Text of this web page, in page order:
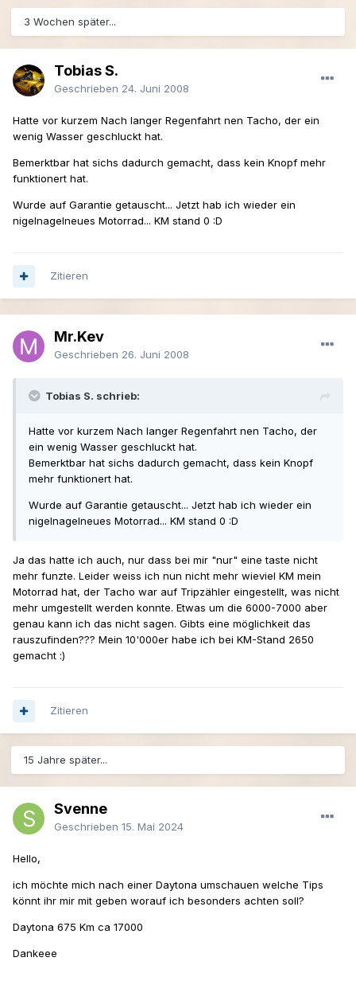
3 Wochen später...
Tobias S.
Geschrieben 24. Juni 2008
Hatte vor kurzem Nach langer Regenfahrt nen Tacho, der ein
wenig Wasser geschluckt hat.
Bemerktbar hat sichs dadurch gemacht, dass kein Knopf mehr
funktionert hat.
Wurde auf Garantie getauscht... Jetzt hab ich wieder ein
nigelnagelneues Motorrad... KM stand 0 :D
Zitieren
Mr.Kev
Geschrieben 26. Juni 2008
Tobias S. schrieb:
Hatte vor kurzem Nach langer Regenfahrt nen Tacho, der
ein wenig Wasser geschluckt hat.
Bemerktbar hat sichs dadurch gemacht, dass kein Knopf
mehr funktionert hat.
Wurde auf Garantie getauscht... Jetzt hab ich wieder ein
nigelnagelneues Motorrad... KM stand 0 :D
Ja das hatte ich auch, nur dass bei mir "nur" eine taste nicht
mehr funzte. Leider weiss ich nun nicht mehr wieviel KM mein
Motorrad hat, der Tacho war auf Tripzähler eingestellt, was nicht
mehr umgestellt werden konnte. Etwas um die 6000-7000 aber
genau kann ich das nicht sagen. Gibts eine möglichkeit das
rauszufinden??? Mein 10'000er habe ich bei KM-Stand 2650
gemacht :)
Zitieren
15 Jahre später...
Svenne
Geschrieben 15. Mai 2024
Hello,
ich möchte mich nach einer Daytona umschauen welche Tips
könnt ihr mir mit geben worauf ich besonders achten soll?
Daytona 675 Km ca 17000
Dankeee